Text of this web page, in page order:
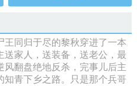
王同归于尽的黎秋穿进了一本
送家人，送装备，送老公，最
风翻盘绝地反杀，完事儿后主
青下乡之路。只是那个兵哥